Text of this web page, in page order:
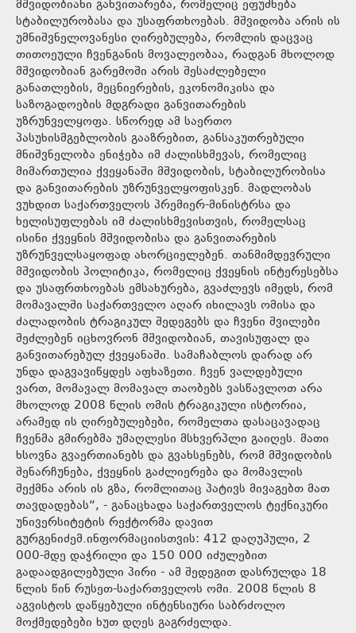
მშვიდობიანი განვითარება, რომელიც ეფუძნება
სტაბილურობასა და უსაფრთხოებას. მშვიდობა არის ის
უმნიშვნელოვანესი ღირებულება, რომლის დაცვაც
თითოეული ჩვენგანის მოვალეობაა, რადგან მხოლოდ
მშვიდობიან გარემოში არის შესაძლებელი
განათლების, მეცნიერების, ეკონომიკისა და
საზოგადოების მდგრადი განვითარების
უზრუნველყოფა. სწორედ ამ საერთო
პასუხისმგებლობის გააზრებით, განსაკუთრებული
მნიშვნელობა ენიჭება იმ ძალისხმევას, რომელიც
მიმართულია ქვეყანაში მშვიდობის, სტაბილურობისა
და განვითარების უზრუნველყოფისკენ. მადლობას
ვუხდით საქართველოს პრემიერ-მინისტრსა და
ხელისუფლებას იმ ძალისხმევისთვის, რომელსაც
ისინი ქვეყნის მშვიდობისა და განვითარების
უზრუნველსაყოფად ახორციელებენ. თანმიმდევრული
მშვიდობის პოლიტიკა, რომელიც ქვეყნის ინტერესებსა
და უსაფრთხოებას ემსახურება, გვაძლევს იმედს, რომ
მომავალში საქართველო აღარ იხილავს ომისა და
ძალადობის ტრაგიკულ შედეგებს და ჩვენი შვილები
შეძლებენ იცხოვრონ მშვიდობიან, თავისუფალ და
განვითარებულ ქვეყანაში. სამაჩაბლოს დარად არ
უნდა დაგვავიწყდეს აფხაზეთი. ჩვენ ვალდებული
ვართ, მომავალ მომავალ თაობებს ვასწავლოთ არა
მხოლოდ 2008 წლის ომის ტრაგიკული ისტორია,
არამედ ის ღირებულებები, რომელთა დასაცავადაც
ჩვენმა გმირებმა უმაღლესი მსხვერპლი გაიღეს. მათი
ხსოვნა გვაერთიანებს და გვახსენებს, რომ მშვიდობის
შენარჩუნება, ქვეყნის გაძლიერება და მომავლის
შექმნა არის ის გზა, რომლითაც პატივს მივაგებთ მათ
თავდადებას“, - განაცხადა საქართველოს ტექნიკური
უნივერსიტეტის რექტორმა დავით
გურგენიძემ.ინფორმაციისთვის: 412 დაღუპული, 2
000-მდე დაჭრილი და 150 000 იძულებით
გადაადგილებული პირი - ამ შედეგით დასრულდა 18
წლის წინ რუსეთ-საქართველოს ომი. 2008 წლის 8
აგვისტოს დაწყებული ინტენსიური საბრძოლო
მოქმედებები ხუთ დღეს გაგრძელდა.